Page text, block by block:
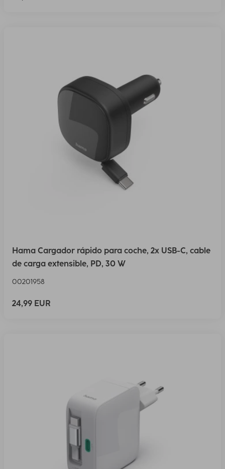
Hama Cargador rápido para coche, 2x USB-C, cable
de carga extensible, PD, 30 W
00201958
24,99 EUR